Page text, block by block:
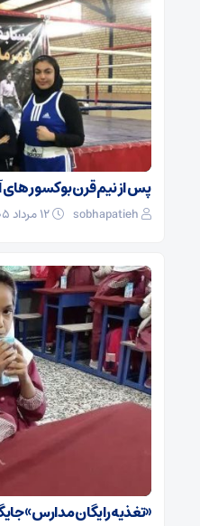
پس از نیم قرن بوکسور های
sobhapatieh
«تغذیه رایگان مدارس»